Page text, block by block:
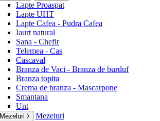
Lapte Proaspat
Lapte UHT
Lapte Cafea - Pudra Cafea
Iaurt natural
Sana - Chefir
Telemea - Cas
Cascaval
Branza de Vaci - Branza de burduf
Branza topita
Crema de branza - Mascarpone
Smantana
Unt
Mezeluri Mezeluri